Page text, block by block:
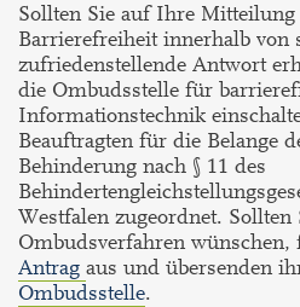
Sollten Sie auf Ihre
Barrierefreiheit innerhalb von
zufriedenstellende Antwort
die Ombudsstelle für
Informationstechnik
Beauftragten für die Belange
Behinderung nach § 11 des
Westfalen zugeordnet. Sollten
Ombudsverfahren wünschen,
Antrag aus und übersenden
Ombudsstelle.